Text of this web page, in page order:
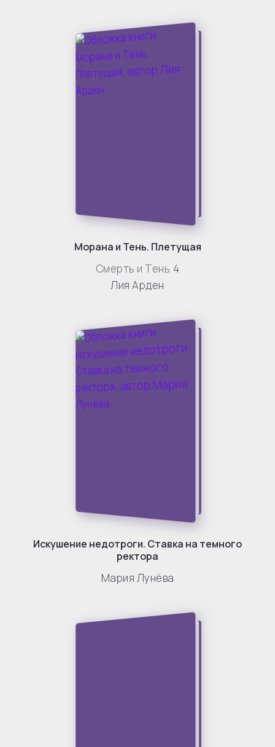
Морана и Тень. Плетущая
Смерть и Тень 4
Лия Арден
Искушение недотроги. Ставка на темного
ректора
Мария Лунёва